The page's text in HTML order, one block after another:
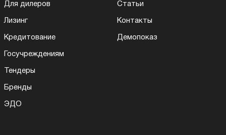
Для дилеров
Лизинг
Кредитование
Госучреждениям
Тендеры
Бренды
ЭДО
Статьи
Контакты
Демопоказ